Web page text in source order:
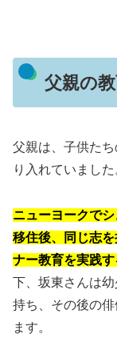
父親の
父親は、子供た
り入れていました
ニューヨークで
移住後、同じ志
ナー教育を実践
下、坂東さんは
持ち、その後の
ます。